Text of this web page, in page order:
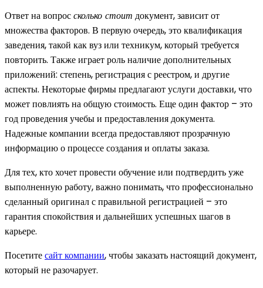
Ответ на вопроссколько стоит документ, зависит от
множества факторов. В первую очередь, это квалификация
заведения, такой как вуз или техникум, который требуется
повторить. Также играет роль наличие дополнительных
приложений: степень, регистрация с реестром, и другие
аспекты. Некоторые фирмы предлагают услуги доставки, что
может повлиять на общую стоимость. Еще один фактор – это
год проведения учебы и предоставления документа.
Надежные компании всегда предоставляют прозрачную
информацию о процессе создания и оплаты заказа.
Для тех, кто хочет провести обучение или подтвердить уже
выполненную работу, важно понимать, что профессионально
сделанный оригинал с правильной регистрацией – это
гарантия спокойствия и дальнейших успешных шагов в
карьере.
Посетитесайт компании, чтобы заказать настоящий документ,
который не разочарует.